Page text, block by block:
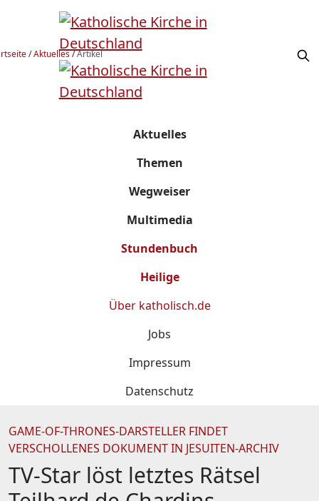
/Aktuelles/Artikel
Aktuelles
Themen
Wegweiser
Multimedia
Stundenbuch
Heilige
Über katholisch.de
Jobs
Impressum
Datenschutz
GAME-OF-THRONES-DARSTELLER FINDET
VERSCHOLLENES DOKUMENT IN JESUITEN-ARCHIV
TV-Star löst letztes Rätsel